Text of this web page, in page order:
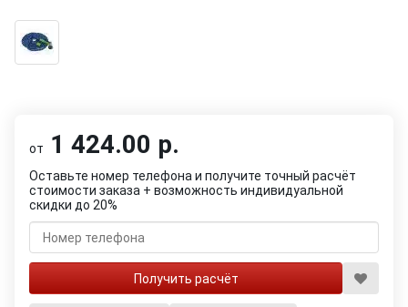
от 1 424.00 р.
Оставьте номер телефона и получите точный расчёт
стоимости заказа + возможность индивидуальной
скидки до 20%